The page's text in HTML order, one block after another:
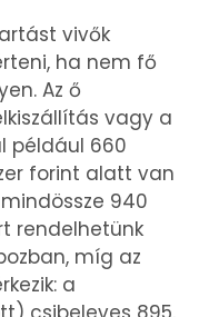
vivők
ha nem fő
Az ő
vagy a
például 660
forint alatt van
940
rendelhetünk
míg az
a